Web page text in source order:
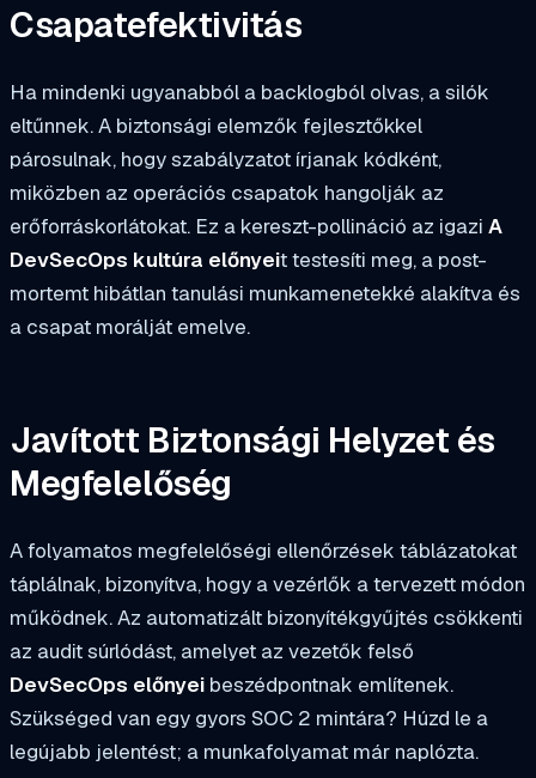
Csapatefektivitás
Ha mindenki ugyanabból a backlogból olvas, a silók
eltűnnek. A biztonsági elemzők fejlesztőkkel
párosulnak, hogy szabályzatot írjanak kódként,
miközben az operációs csapatok hangolják az
erőforráskorlátokat. Ez a kereszt-pollináció az igazi A
DevSecOps kultúra előnyeit testesíti meg, a post-
mortemt hibátlan tanulási munkamenetekké alakítva és
a csapat morálját emelve.
Javított Biztonsági Helyzet és
Megfelelőség
A folyamatos megfelelőségi ellenőrzések táblázatokat
táplálnak, bizonyítva, hogy a vezérlők a tervezett módon
működnek. Az automatizált bizonyítékgyűjtés csökkenti
az audit súrlódást, amelyet az vezetők felső
DevSecOps előnyei beszédpontnak említenek.
Szükséged van egy gyors SOC 2 mintára? Húzd le a
legújabb jelentést; a munkafolyamat már naplózta.